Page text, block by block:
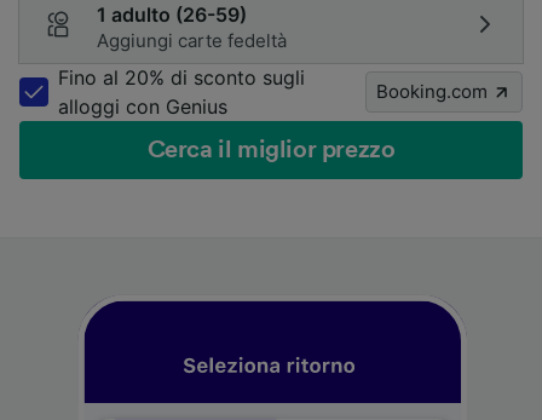
1 adulto (26-59)
Aggiungi carte fedeltà
Fino al 20% di sconto sugli
alloggi con Genius
Booking.com
Cerca il miglior prezzo